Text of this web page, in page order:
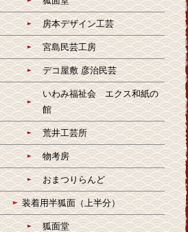
房本デザイン工芸
宮島民芸工房
デコ屋敷 彦治民芸
いわみ福祉会 エクス和紙の
館
荒井工芸所
物考房
おまつりらんど
装着用半狐面（上半分）
狐面堂